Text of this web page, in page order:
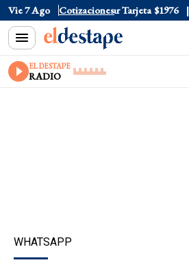
Vie 7 Ago Cotizaciones
Oficial $1520 Dólar Tarjeta $1976
EL DESTAPE
RADIO
WHATSAPP